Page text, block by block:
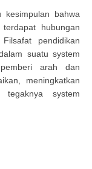
bahwa
hubungan
pendidikan
suatu system
arah dan
meningkatkan
system